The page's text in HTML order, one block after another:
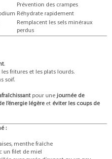
Prévention des crampes
Réhydrate rapidement
Remplacent les sels minéraux
perdus
.
les fritures et les plats lourds.
soif.
pour une journée de
l’énergie légèreet éviter les coups de
:
menthe fraîche
un filet de miel